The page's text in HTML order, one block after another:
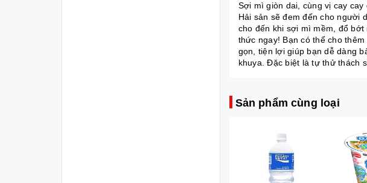
Sợi mì giòn dai, cùng vị cay
Hải sản sẽ đem đến cho người
cho đến khi sợi mì mềm, đổ
thức ngay! Bạn có thể cho
gọn, tiện lợi giúp bạn dễ dàng
khuya. Đặc biệt là tự thử thách
Sản phẩm cùng loại